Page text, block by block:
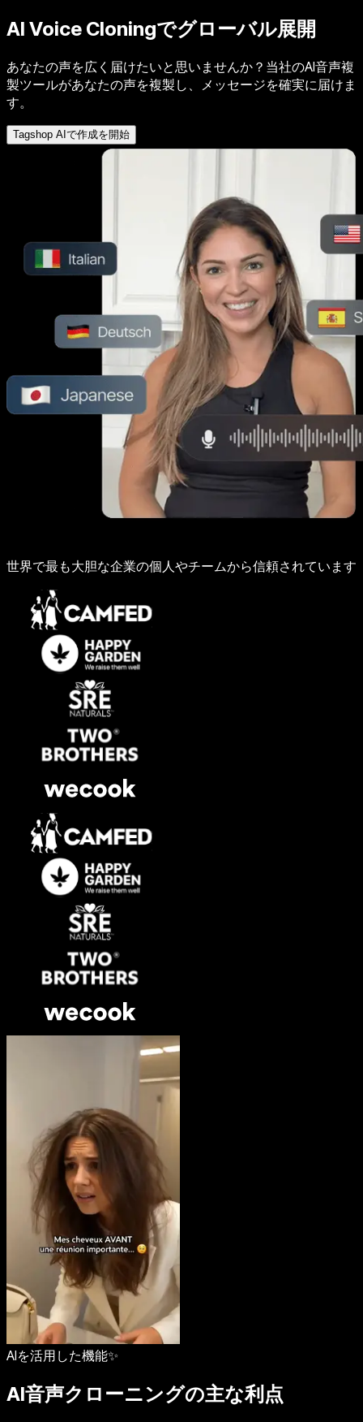
AI Voice Cloningでグローバル展開
あなたの声を広く届けたいと思いませんか？当社のAI音声複
製ツールがあなたの声を複製し、メッセージを確実に届けま
す。
Tagshop AIで作成を開始
世界で最も大胆な企業の個人やチームから信頼されています
AIを活用した機能✨
AI音声クローニングの主な利点